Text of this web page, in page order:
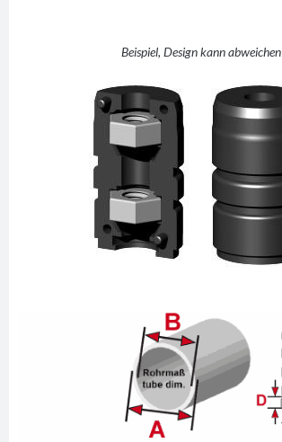
Beispiel, Design kann abweichen